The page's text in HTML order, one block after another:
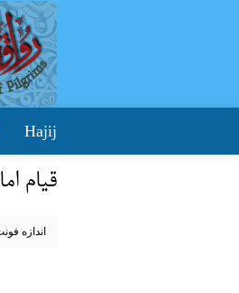
Hajij
قیام
اندازه